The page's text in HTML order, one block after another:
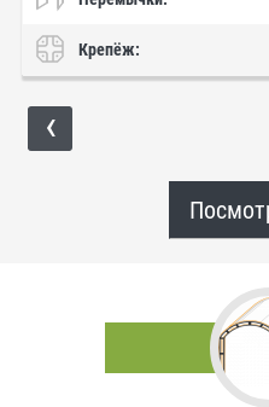
Крепёж:
‹